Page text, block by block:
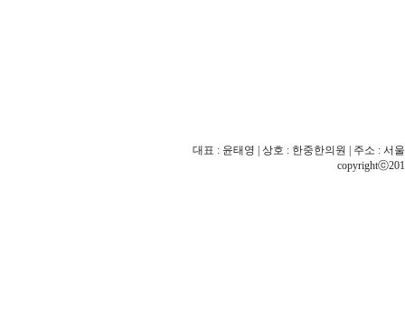
대표 : 윤태영 | 상호 : 한중한의원 | 주소 : 서